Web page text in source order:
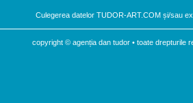
Culegerea datelor TUDOR-ART.COM și/sau
copyright © agenția dan tudor • toate drepturile